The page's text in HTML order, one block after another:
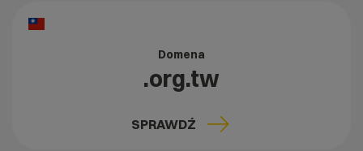
Domena
.org.tw
SPRAWDŹ